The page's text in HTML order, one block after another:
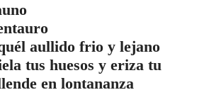
aullido frio y lejano
tus huesos y eriza tu
en lontananza